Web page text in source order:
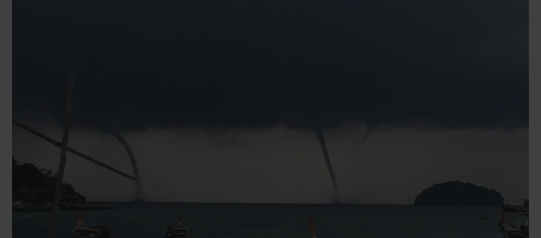
ทำนายได้ว่า…
“มีเกณฑ์จะได้ลาภ ได้เงินทองจากญาติผู้ใหญ่ หรืออาจจะได้รับ